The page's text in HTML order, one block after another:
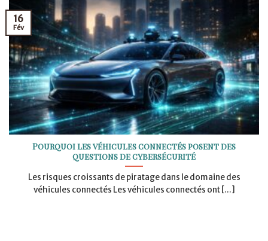
Pourquoi les véhicules connectés posent des
questions de cybersécurité
Les risques croissants de piratage dans le domaine des
véhicules connectés Les véhicules connectés ont [...]
16
Fév